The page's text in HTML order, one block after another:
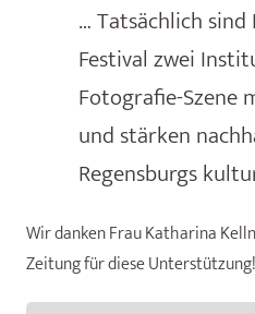
… Tatsächlich sind
Festival zwei
Fotografie-Szene
und stärken
Regensburgs
Wir danken Frau Katharina
Zeitung für diese Unterstützung!